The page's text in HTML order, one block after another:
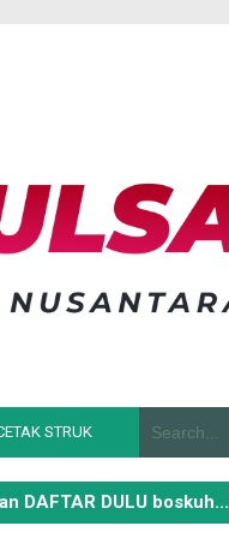
STRUK
DAFTAR DULU boskuh...